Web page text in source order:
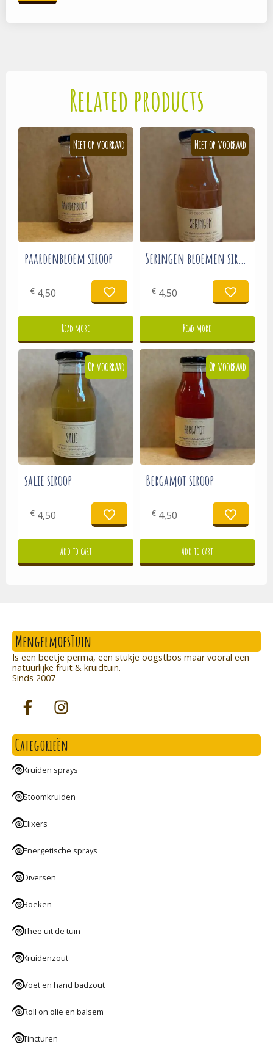
Related products
paardenbloem siroop
€ 4,50
Read more
Seringen bloemen siroop
€ 4,50
Read more
salie siroop
€ 4,50
Add to cart
Bergamot siroop
€ 4,50
Add to cart
MengelmoesTuin
Is een beetje perma, een stukje oogstbos maar vooral een
natuurlijke fruit & kruidtuin.
Sinds 2007
Categorieën
Kruiden sprays
Stoomkruiden
Elixers
Energetische sprays
Diversen
Boeken
Thee uit de tuin
Kruidenzout
Voet en hand badzout
Roll on olie en balsem
Tincturen